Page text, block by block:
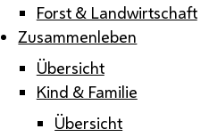
Forst & Landwirtschaft
Zusammenleben
Übersicht
Kind & Familie
Übersicht